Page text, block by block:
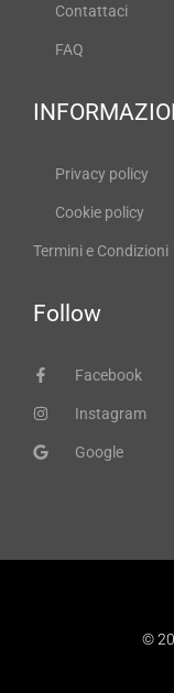
Contattaci
FAQ
Privacy policy
Cookie policy
Termini e Condizioni
Follow
Facebook
Instagram
Google
©